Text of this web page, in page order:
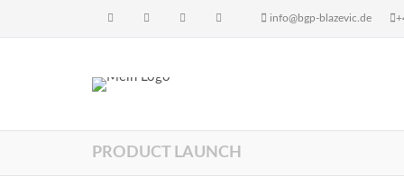
info@bgp-blazevic.de
PRODUCT LAUNCH